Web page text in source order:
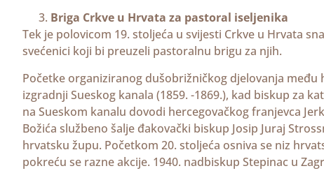
Briga Crkve u Hrvata za pastoral iseljenika
Tek je polovicom 19. stoljeća u svijesti Crkve u Hrvata
svećenici koji bi preuzeli pastoralnu brigu za njih.
Početke organiziranog dušobrižničkog djelovanja
izgradnji Sueskog kanala (1859. -1869.), kad biskup za
na Sueskom kanalu dovodi hercegovačkog franjevca
Božića službeno šalje đakovački biskup Josip Juraj
hrvatsku župu. Početkom 20. stoljeća osniva se niz
pokreću se razne akcije. 1940. nadbiskup Stepinac u